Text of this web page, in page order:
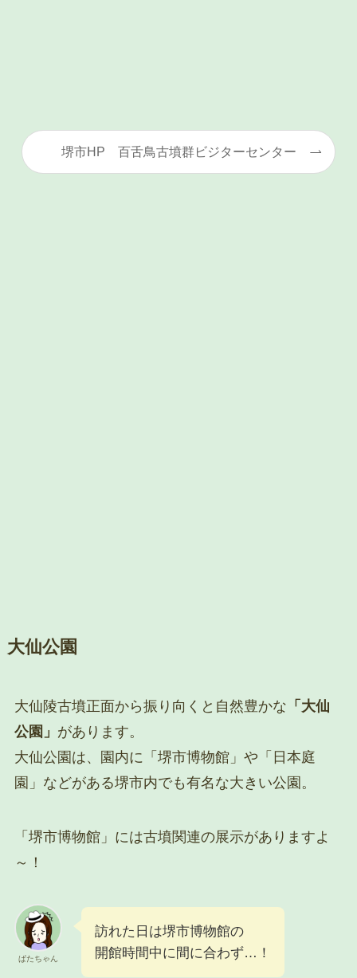
堺市HP 百舌鳥古墳群ビジターセンター
大仙公園
大仙陵古墳正面から振り向くと自然豊かな 「大仙
公園」 があります。
大仙公園は、園内に「堺市博物館」や「日本庭
園」などがある堺市内でも有名な大きい公園。
「堺市博物館」には古墳関連の展示がありますよ
～！
ぱたちゃん
訪れた日は堺市博物館の
開館時間中に間に合わず…！